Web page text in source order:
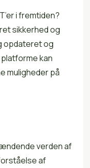
i fremtiden?
sikkerhed og
opdateret og
kan
muligheder på
verden af
af